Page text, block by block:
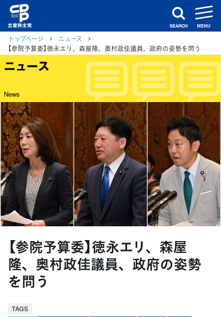
search
トップページ
ニュース
【参院予算委】徳永エリ、森屋隆、奥村政佳議員、政府の姿勢を問う
ニュース
News
【参院予算委】徳永エリ、森屋
隆、奥村政佳議員、政府の姿勢
を問う
TAGS